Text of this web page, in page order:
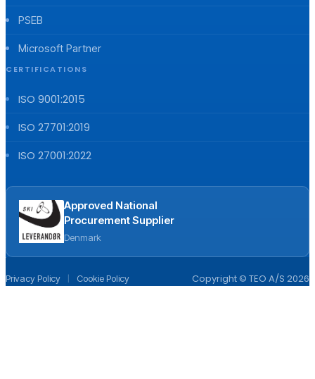
PSEB
Microsoft Partner
CERTIFICATIONS
ISO 9001:2015
ISO 27701:2019
ISO 27001:2022
Approved National
Procurement Supplier
Denmark
Privacy Policy | Cookie Policy Copyright © TEO A/S 2026